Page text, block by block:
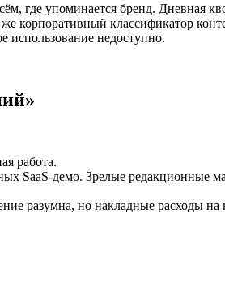
где упоминается бренд. Дневная
корпоративный классификатор
использование недоступно.
работа.
SaaS-демо. Зрелые редакционные
разумна, но накладные расходы